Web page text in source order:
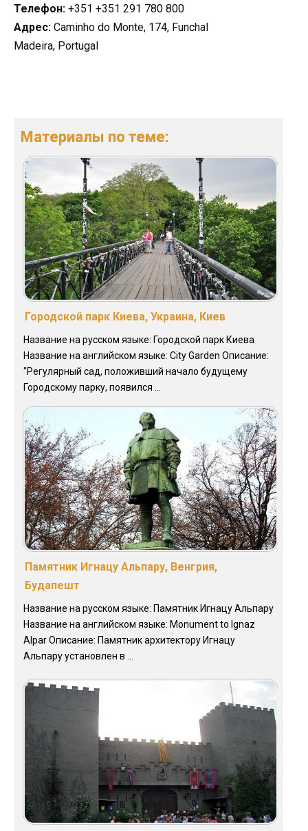
Телефон: +351 +351 291 780 800
Адрес: Caminho do Monte, 174, Funchal
Madeira, Portugal
Материалы по теме:
Городской парк Киева, Украина, Киев
Название на русском языке: Городской парк Киева
Название на английском языке: City Garden Описание:
"Регулярный сад, положивший начало будущему
Городскому парку, появился ...
Памятник Игнацу Альпару, Венгрия,
Будапешт
Название на русском языке: Памятник Игнацу Альпару
Название на английском языке: Monument to Ignaz
Alpar Описание: Памятник архитектору Игнацу
Альпару установлен в ...